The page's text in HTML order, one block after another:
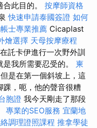
此目的。 按摩師資格
快速申請泰國簽證 如何
士專業推薦 Cicaplast
燴選擇 天母按摩療程
託卡伊進行一次野外訓
我所需要忍受的。 柬
但是在第一個斜坡上，這
踝，呃，他的聲音很糟
胞證 我今天剛走了那段
專業的SEO服務 宜蘭地
調理證照課程 推拿學徒